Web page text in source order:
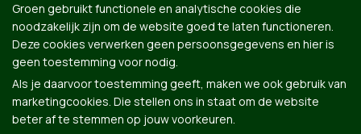
Groen gebruikt functionele en analytische cookies die
noodzakelijk zijn om de website goed te laten functioneren.
Deze cookies verwerken geen persoonsgegevens en hier is
geen toestemming voor nodig.
Als je daarvoor toestemming geeft, maken we ook gebruik van
marketingcookies. Die stellen ons in staat om de website
beter af te stemmen op jouw voorkeuren.